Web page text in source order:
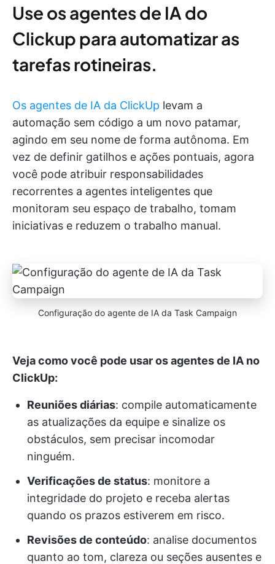
Use os agentes de IA do
Clickup para automatizar as
tarefas rotineiras.
Os agentes de IA da ClickUp levam a
automação sem código a um novo patamar,
agindo em seu nome de forma autônoma. Em
vez de definir gatilhos e ações pontuais, agora
você pode atribuir responsabilidades
recorrentes a agentes inteligentes que
monitoram seu espaço de trabalho, tomam
iniciativas e reduzem o trabalho manual.
Configuração do agente de IA da Task Campaign
Veja como você pode usar os agentes de IA no
ClickUp:
Reuniões diárias: compile automaticamente
as atualizações da equipe e sinalize os
obstáculos, sem precisar incomodar
ninguém.
Verificações de status: monitore a
integridade do projeto e receba alertas
quando os prazos estiverem em risco.
Revisões de conteúdo: analise documentos
quanto ao tom, clareza ou seções ausentes e